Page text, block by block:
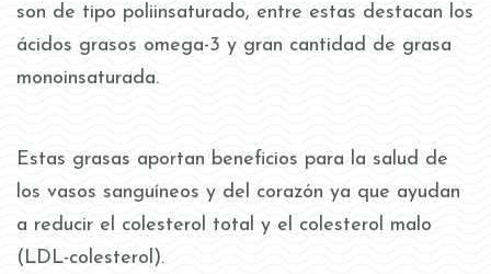
son de tipo poliinsaturado, entre estas destacan los
ácidos grasos omega-3 y gran cantidad de grasa
monoinsaturada.
Estas grasas aportan beneficios para la salud de
los vasos sanguíneos y del corazón ya que ayudan
a reducir el colesterol total y el colesterol malo
(LDL-colesterol).